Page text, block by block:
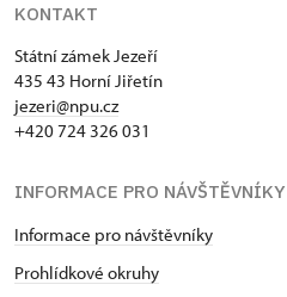
KONTAKT
Státní zámek Jezeří
435 43 Horní Jiřetín
jezeri@npu.cz
+420 724 326 031
INFORMACE PRO NÁVŠTĚVNÍKY
Informace pro návštěvníky
Prohlídkové okruhy